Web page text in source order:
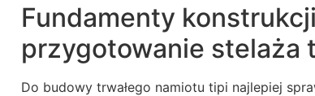
Fundamenty
przygotowanie stelaża
Do budowy trwałego namiotu tipi najlepiej